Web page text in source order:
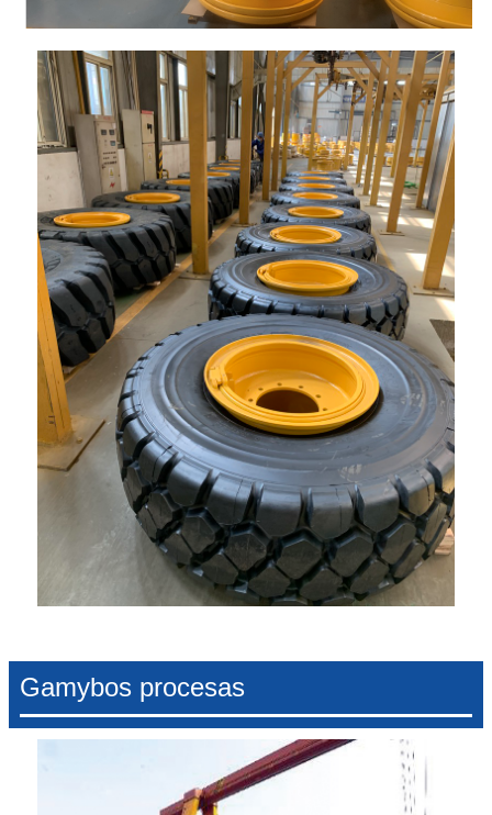
Gamybos procesas